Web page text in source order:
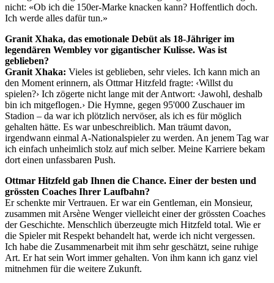
nicht: «Ob ich die 150er-Marke knacken kann? Hoffentlich doch.
Ich werde alles dafür tun.»
Granit Xhaka, das emotionale Debüt als 18-Jähriger im
legendären Wembley vor gigantischer Kulisse. Was ist
geblieben?
Granit Xhaka: Vieles ist geblieben, sehr vieles. Ich kann mich an
den Moment erinnern, als Ottmar Hitzfeld fragte: ‹Willst du
spielen?› Ich zögerte nicht lange mit der Antwort: ‹Jawohl, deshalb
bin ich mitgeflogen.› Die Hymne, gegen 95'000 Zuschauer im
Stadion – da war ich plötzlich nervöser, als ich es für möglich
gehalten hätte. Es war unbeschreiblich. Man träumt davon,
irgendwann einmal A-Nationalspieler zu werden. An jenem Tag war
ich einfach unheimlich stolz auf mich selber. Meine Karriere bekam
dort einen unfassbaren Push.
Ottmar Hitzfeld gab Ihnen die Chance. Einer der besten und
grössten Coaches Ihrer Laufbahn?
Er schenkte mir Vertrauen. Er war ein Gentleman, ein Monsieur,
zusammen mit Arsène Wenger vielleicht einer der grössten Coaches
der Geschichte. Menschlich überzeugte mich Hitzfeld total. Wie er
die Spieler mit Respekt behandelt hat, werde ich nicht vergessen.
Ich habe die Zusammenarbeit mit ihm sehr geschätzt, seine ruhige
Art. Er hat sein Wort immer gehalten. Von ihm kann ich ganz viel
mitnehmen für die weitere Zukunft.